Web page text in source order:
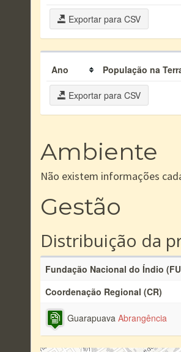
Exportar para CSV
Ano População na
Exportar para CSV
Ambiente
Não existem informações
Gestão
Distribuição da
Fundação Nacional do Índio
Coordenação Regional (CR)
Guarapuava Abrangência